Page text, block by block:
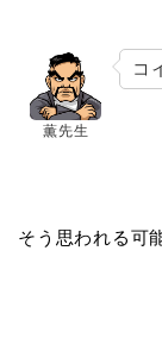
薫先生
コ
そう思われる可